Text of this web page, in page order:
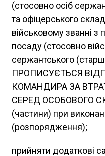
(стосовно осіб
та офіцерського
військовому званні
посаду (стосовно
сержантського
ПРОПИСУЄТЬСЯ
КОМАНДИРА ЗА
СЕРЕД ОСОБОВОГО
(частини) при
(розпорядження);
прийняти додаткові